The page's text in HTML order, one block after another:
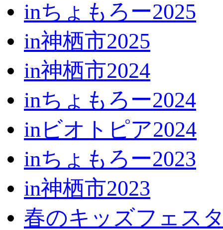
inちょもろー2025
in神栖市2025
in神栖市2024
inちょもろー2024
inビオトピア2024
inちょもろー2023
in神栖市2023
春のキッズフェス